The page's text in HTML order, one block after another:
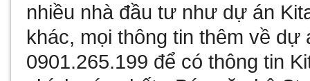
nhiều nhà đầu tư như dự án
khác, mọi thông tin thêm về dự
0901.265.199 để có thông tin